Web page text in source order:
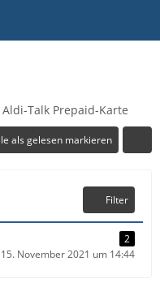
Talk Prepaid-Karte
als gelesen markieren
Filter
2
15. November 2021 um 14:44